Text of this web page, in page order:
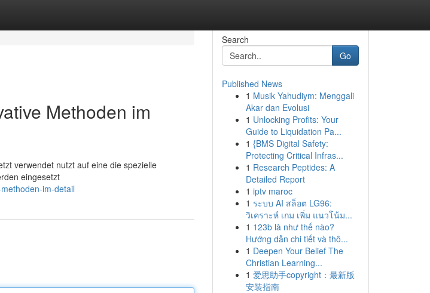
Methoden im
verwendet nutzt auf eine die spezielle
eingesetzt
im-detail
Search
Go
Published News
1 Musik Yahudiym: Menggali
Akar dan Evolusi
1 Unlocking Profits: Your
Guide to Liquidation Pa...
1 {BMS Digital Safety:
Protecting Critical Infras...
1 Research Peptides: A
Detailed Report
1 iptv maroc
1 ระบบ AI สล็อต LG96:
วิเคราะห์ เกม เพิ่ม แนวโน้ม...
1 123b là như thế nào?
Hướng dẫn chi tiết và thô...
1 Deepen Your Belief The
Christian Learning...
1 爱思助手copyright：最新版
安装指南